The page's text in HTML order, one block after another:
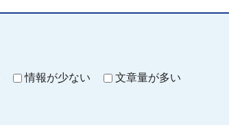
情報が少ない 文章量が多い